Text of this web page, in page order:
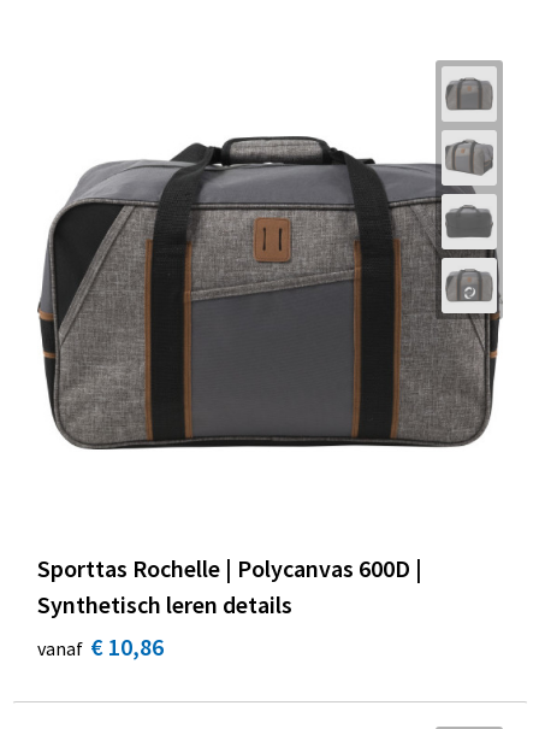
Sporttas Rochelle | Polycanvas 600D |
Synthetisch leren details
vanaf € 10,86